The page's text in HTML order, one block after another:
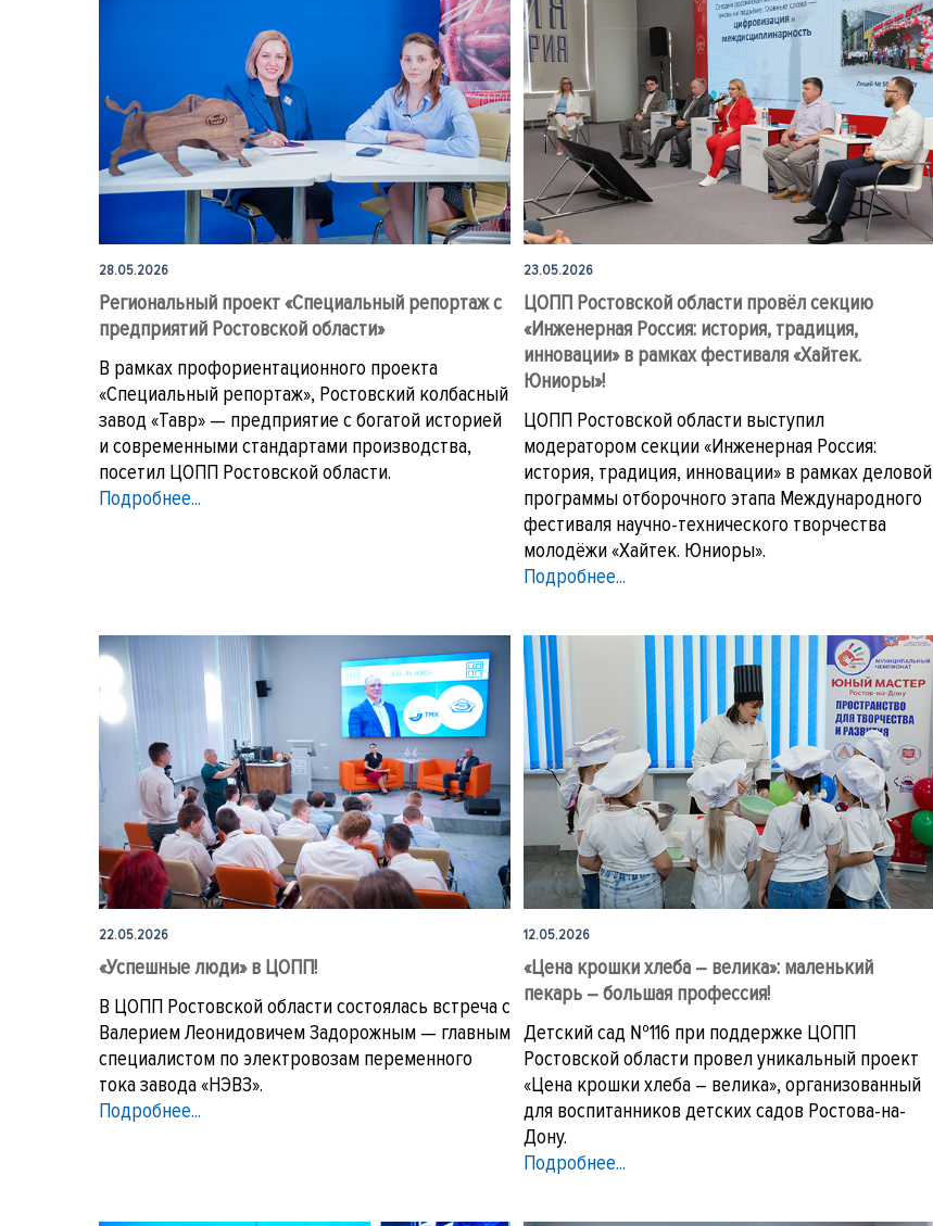
28.05.2026
Региональный проект «Специальный репортаж с
предприятий Ростовской области»
В рамках профориентационного проекта
«Специальный репортаж», Ростовский колбасный
завод «Тавр» — предприятие с богатой историей
и современными стандартами производства,
посетил ЦОПП Ростовской области.
Подробнее...
23.05.2026
ЦОПП Ростовской области провёл секцию
«Инженерная Россия: история, традиция,
инновации» в рамках фестиваля «Хайтек.
Юниоры»!
ЦОПП Ростовской области выступил
модератором секции «Инженерная Россия:
история, традиция, инновации» в рамках деловой
программы отборочного этапа Международного
фестиваля научно-технического творчества
молодёжи «Хайтек. Юниоры».
Подробнее...
22.05.2026
«Успешные люди» в ЦОПП!
В ЦОПП Ростовской области состоялась встреча с
Валерием Леонидовичем Задорожным — главным
специалистом по электровозам переменного
тока завода «НЭВЗ».
Подробнее...
12.05.2026
«Цена крошки хлеба – велика»: маленький
пекарь – большая профессия!
Детский сад №116 при поддержке ЦОПП
Ростовской области провел уникальный проект
«Цена крошки хлеба – велика», организованный
для воспитанников детских садов Ростова-на-
Дону.
Подробнее...